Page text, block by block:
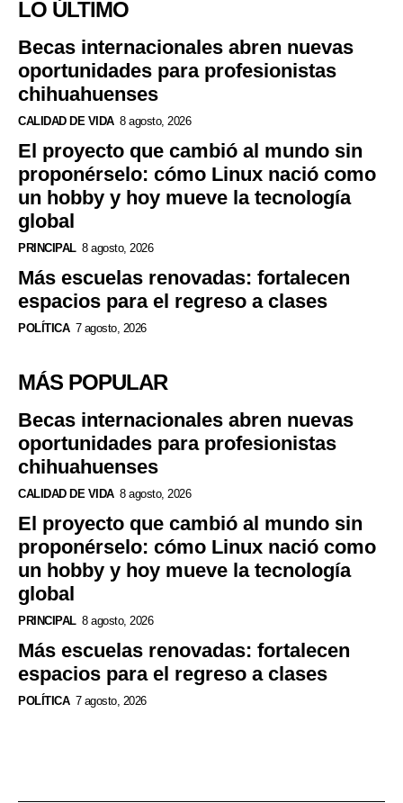
LO ÚLTIMO
Becas internacionales abren nuevas
oportunidades para profesionistas
chihuahuenses
CALIDAD DE VIDA 8 agosto, 2026
El proyecto que cambió al mundo sin
proponérselo: cómo Linux nació como
un hobby y hoy mueve la tecnología
global
PRINCIPAL 8 agosto, 2026
Más escuelas renovadas: fortalecen
espacios para el regreso a clases
POLÍTICA 7 agosto, 2026
MÁS POPULAR
Becas internacionales abren nuevas
oportunidades para profesionistas
chihuahuenses
CALIDAD DE VIDA 8 agosto, 2026
El proyecto que cambió al mundo sin
proponérselo: cómo Linux nació como
un hobby y hoy mueve la tecnología
global
PRINCIPAL 8 agosto, 2026
Más escuelas renovadas: fortalecen
espacios para el regreso a clases
POLÍTICA 7 agosto, 2026